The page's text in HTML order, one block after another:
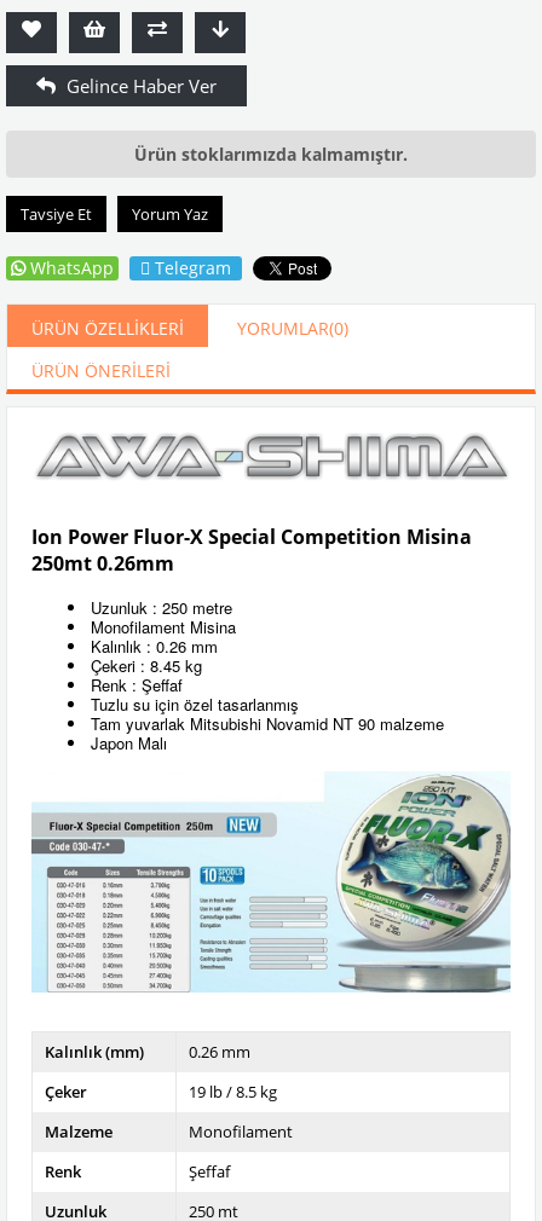
Ürün stoklarımızda kalmamıştır.
Tavsiye Et Yorum Yaz
WhatsApp Telegram
ÜRÜN ÖZELLIKLERI YORUMLAR(0)
ÜRÜN ÖNERILERI
Ion Power Fluor-X Special Competition Misina
250mt 0.26mm
Uzunluk : 250 metre
Monofilament Misina
Kalınlık : 0.26 mm
Çekeri : 8.45 kg
Renk : Şeffaf
Tuzlu su için özel tasarlanmış
Tam yuvarlak Mitsubishi Novamid NT 90 malzeme
Japon Malı
Kalınlık (mm)
0.26 mm
Çeker
19 lb / 8.5 kg
Malzeme
Monofilament
Renk
Şeffaf
Uzunluk
250 mt